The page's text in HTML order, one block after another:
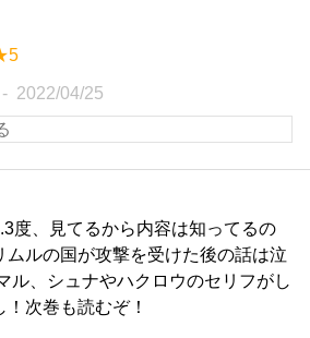
2022/04/25
度、見てるから内容は知ってるの
ムルの国が攻撃を受けた後の話は泣
ル、シュナやハクロウのセリフがし
次巻も読むぞ！